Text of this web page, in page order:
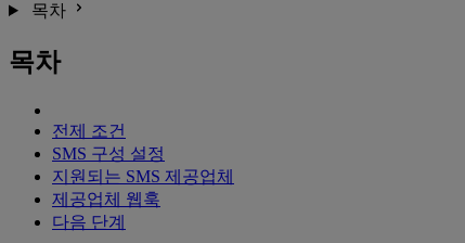
목차
목차
전제 조건
SMS 구성 설정
지원되는 SMS 제공업체
제공업체 웹훅
다음 단계